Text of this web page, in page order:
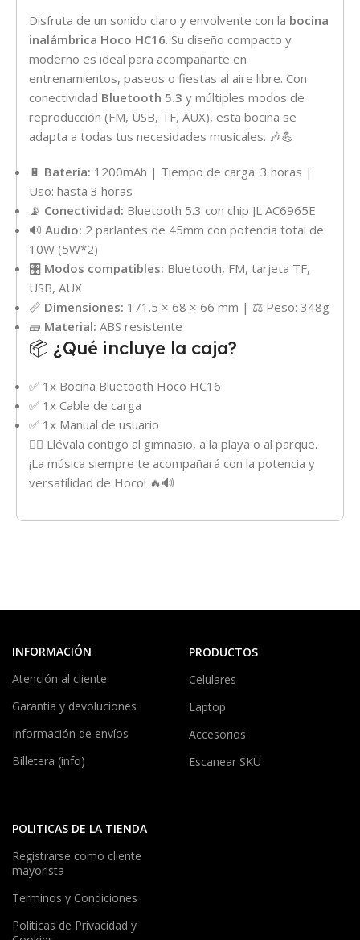
Disfruta de un sonido claro y envolvente con la bocina
inalámbrica Hoco HC16. Su diseño compacto y
moderno es ideal para acompañarte en
entrenamientos, paseos o fiestas al aire libre. Con
conectividad Bluetooth 5.3 y múltiples modos de
reproducción (FM, USB, TF, AUX), esta bocina se
adapta a todas tus necesidades musicales. 🎶💪
🔋 Batería: 1200mAh | Tiempo de carga: 3 horas |
Uso: hasta 3 horas
📡 Conectividad: Bluetooth 5.3 con chip JL AC6965E
🔊 Audio: 2 parlantes de 45mm con potencia total de
10W (5W*2)
🎛️ Modos compatibles: Bluetooth, FM, tarjeta TF,
USB, AUX
📏 Dimensiones: 171.5 × 68 × 66 mm | ⚖️ Peso: 348g
🧱 Material: ABS resistente
📦 ¿Qué incluye la caja?
✅ 1x Bocina Bluetooth Hoco HC16
✅ 1x Cable de carga
✅ 1x Manual de usuario
🏋️‍♂️ Llévala contigo al gimnasio, a la playa o al parque.
¡La música siempre te acompañará con la potencia y
versatilidad de Hoco! 🔥🔊
INFORMACIÓN
Atención al cliente
Garantía y devoluciones
Información de envíos
Billetera (info)
PRODUCTOS
Celulares
Laptop
Accesorios
Escanear SKU
POLITICAS DE LA TIENDA
Registrarse como cliente
mayorista
Terminos y Condiciones
Políticas de Privacidad y